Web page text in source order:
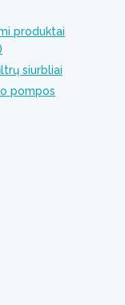
produktai
siurbliai
pompos